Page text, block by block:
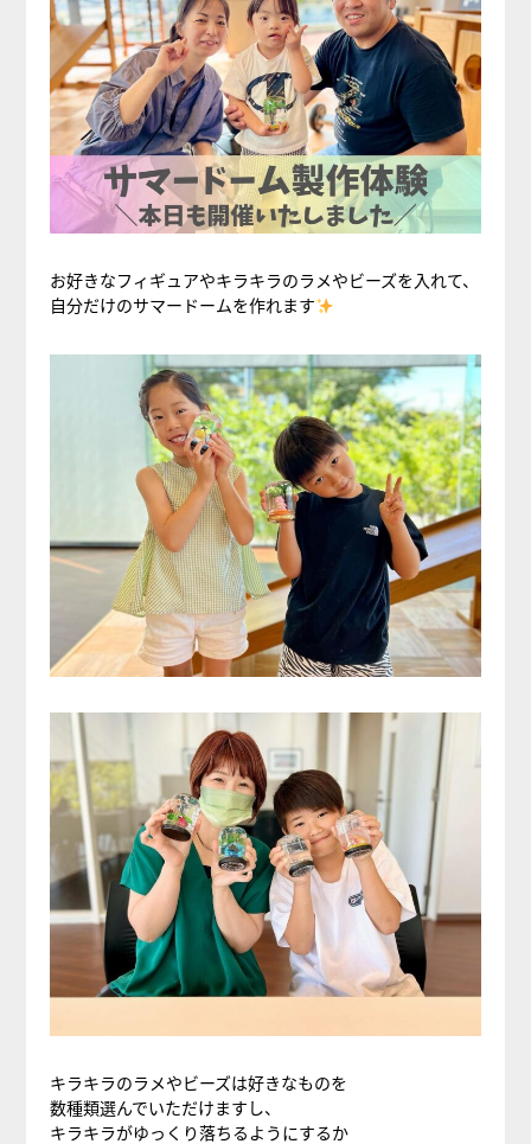
お好きなフィギュアやキラキラのラメやビーズを入れて、
自分だけのサマードームを作れます
キラキラのラメやビーズは好きなものを
数種類選んでいただけますし、
キラキラがゆっくり落ちるようにするか